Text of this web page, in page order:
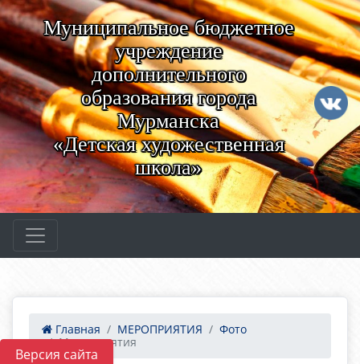
Версия сайта
Муниципальное бюджетное
учреждение
дополнительного
образования города
Мурманска
«Детская художественная
школа»
Главная МЕРОПРИЯТИЯ
Фото
Мероприятия